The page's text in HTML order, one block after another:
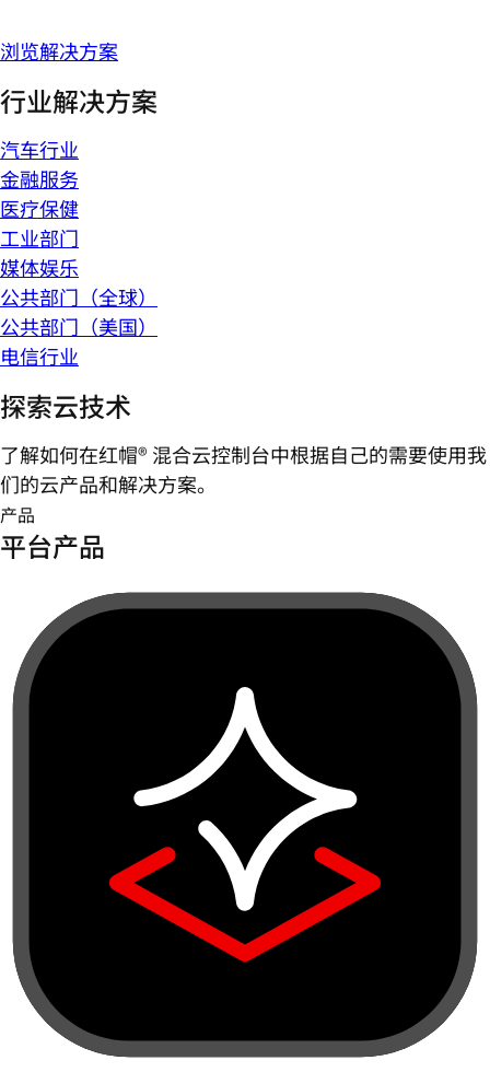
浏览解决方案
行业解决方案
汽车行业
金融服务
医疗保健
工业部门
媒体娱乐
公共部门（全球）
公共部门（美国）
电信行业
探索云技术
了解如何在红帽® 混合云控制台中根据自己的需要使用我
们的云产品和解决方案。
产品
平台产品